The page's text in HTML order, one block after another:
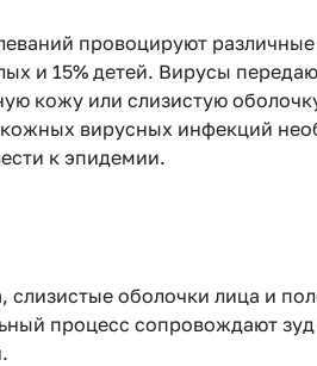
провоцируют
и 15% детей. Вирусы
кожу или слизистую
кожных вирусных инфекций
к эпидемии.
слизистые оболочки лица и
процесс сопровождают